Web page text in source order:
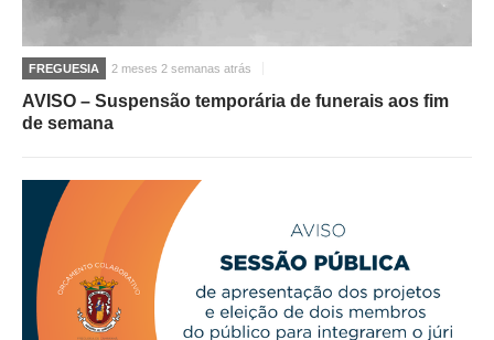
FREGUESIA 2 meses 2 semanas atrás
AVISO – Suspensão temporária de funerais aos fim
de semana